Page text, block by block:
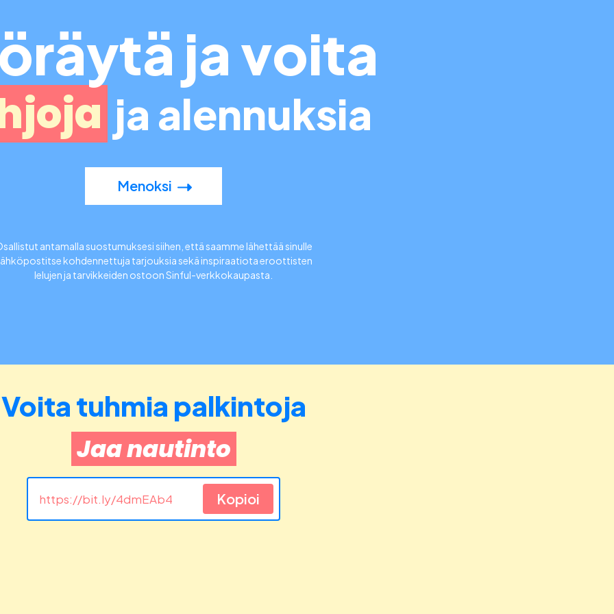
ja voita
ja alennuksia
Menoksi
antamalla suostumuksesi siihen, että saamme lähettää sinulle
kohdennettuja tarjouksia sekä inspiraatiota eroottisten
lelujen ja tarvikkeiden ostoon Sinful-verkkokaupasta.
Voita tuhmia palkintoja
Jaa nautinto
https://bit.ly/4dmEAb4 Kopioi